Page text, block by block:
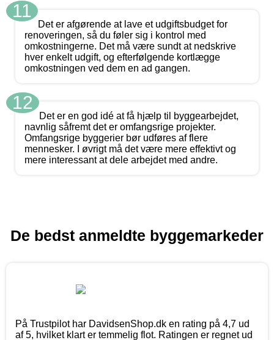
11
Det er afgørende at lave et udgiftsbudget for
renoveringen, så du føler sig i kontrol med
omkostningerne. Det må være sundt at nedskrive
hver enkelt udgift, og efterfølgende kortlægge
omkostningen ved dem en ad gangen.
12
Det er en god idé at få hjælp til byggearbejdet,
navnlig såfremt det er omfangsrige projekter.
Omfangsrige byggerier bør udføres af flere
mennesker. I øvrigt må det være mere effektivt og
mere interessant at dele arbejdet med andre.
De bedst anmeldte byggemarkeder
På Trustpilot har DavidsenShop.dk en rating på 4,7 ud
af 5, hvilket klart er temmelig flot. Ratingen er regnet ud